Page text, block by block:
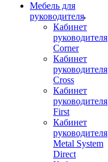
Мебель для
руководителя
Кабинет
руководителя
Corner
Кабинет
руководителя
Cross
Кабинет
руководителя
First
Кабинет
руководителя
Metal System
Direct